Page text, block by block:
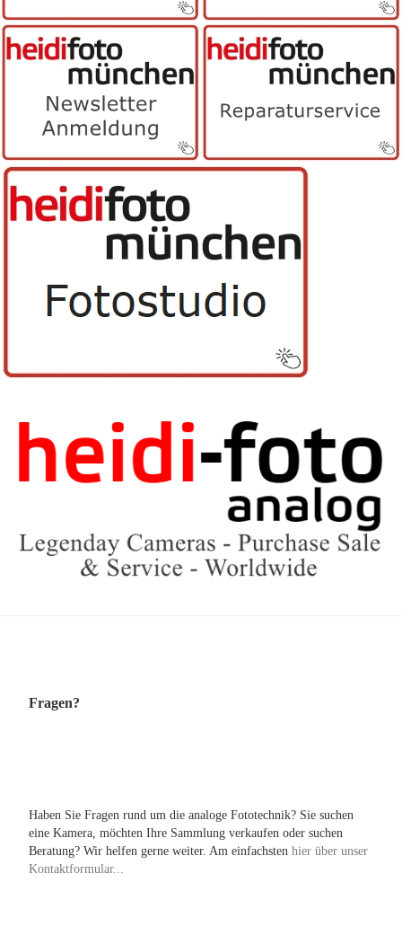
Fragen?
Haben Sie Fragen rund um die analoge Fototechnik? Sie suchen
eine Kamera, möchten Ihre Sammlung verkaufen oder suchen
Beratung? Wir helfen gerne weiter. Am einfachsten hier über unser
Kontaktformular...